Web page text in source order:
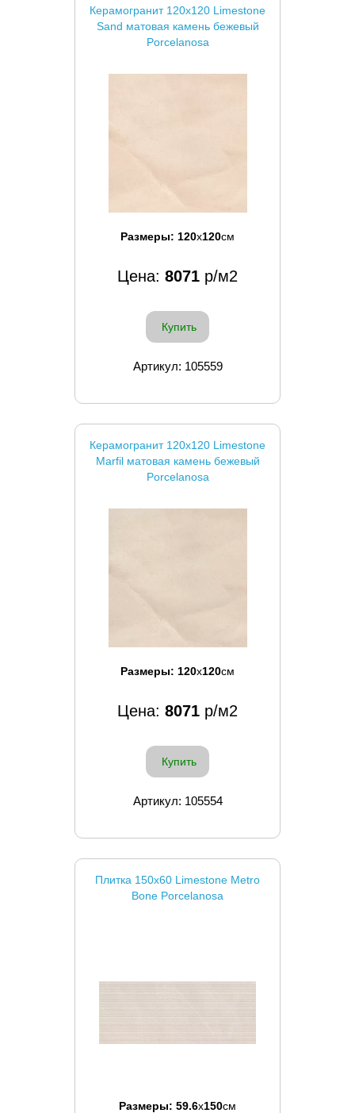
Керамогранит 120x120 Limestone
Sand матовая камень бежевый
Porcelanosa
Размеры: 120x120см
Цена: 8071 р/м2
Купить
Артикул: 105559
Керамогранит 120x120 Limestone
Marfil матовая камень бежевый
Porcelanosa
Размеры: 120x120см
Цена: 8071 р/м2
Купить
Артикул: 105554
Плитка 150x60 Limestone Metro
Bone Porcelanosa
Размеры: 59.6x150см